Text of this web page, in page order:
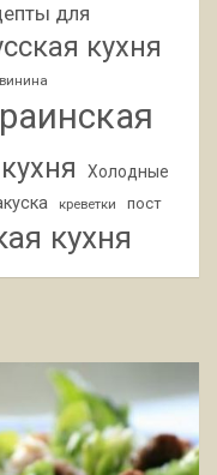
для
кухня
Холодные
креветки пост
кухня